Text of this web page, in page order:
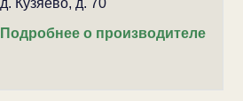
д. Кузяево, д. 70
Подробнее о производителе